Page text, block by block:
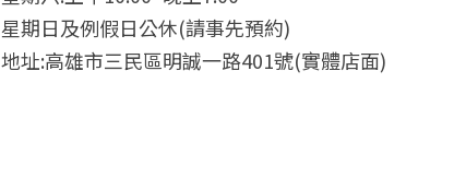
星期日及例假日公休(請事先預約)
地址:高雄市三民區明誠一路401號(實體店面)